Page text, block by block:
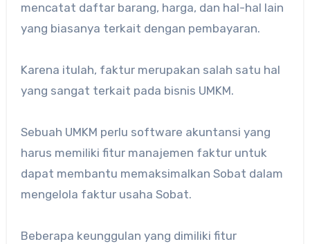
mencatat daftar barang, harga, dan hal-hal lain
yang biasanya terkait dengan pembayaran.
Karena itulah, faktur merupakan salah satu hal
yang sangat terkait pada bisnis UMKM.
Sebuah UMKM perlu software akuntansi yang
harus memiliki fitur manajemen faktur untuk
dapat membantu memaksimalkan Sobat dalam
mengelola faktur usaha Sobat.
Beberapa keunggulan yang dimiliki fitur